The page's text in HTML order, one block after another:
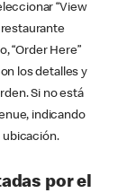
“View
“Order Here”
los detalles y
Si no está
indicando
ubicación.
por el